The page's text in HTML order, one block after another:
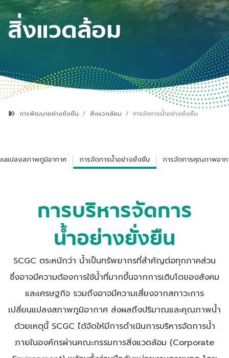
สิ่งแวดล้อม
การพัฒนาอย่างยั่งยืน สิ่งแวดล้อม การจัดการน้ำอย่างยั่งยืน
นแปลงสภาพภูมิอากาศ การจัดการน้ำอย่างยั่งยืน การจัดการคุณภาพอาก
การบริหารจัดการ
น้ำอย่างยั่งยืน
SCGC ตระหนักว่า น้ำเป็นทรัพยากรที่สำคัญต่อทุกภาคส่วน
ซึ่งอาจมีความต้องการใช้น้ำที่มากขึ้นจากการเติบโตของสังคม
และเศรษฐกิจ รวมถึงอาจมีความเสี่ยงจากสภาวะการ
เปลี่ยนแปลงสภาพภูมิอากาศ ส่งผลถึงปริมาณและคุณภาพน้ำ
ด้วยเหตุนี้ SCGC ได้จัดให้มีการดำเนินการบริหารจัดการน้ำ
ภายในองค์กรผ่านคณะกรรมการสิ่งแวดล้อม (Corporate